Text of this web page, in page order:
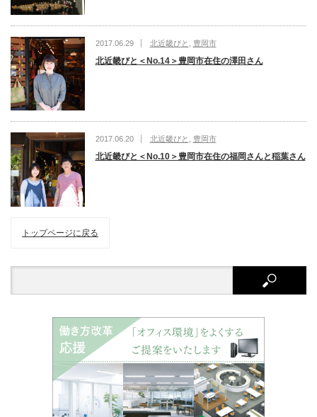
2017.06.29 北近畿びと 豊岡市
北近畿びと＜No.14＞豊岡市在住の澤田さん
2017.06.20 北近畿びと 豊岡市
北近畿びと＜No.10＞豊岡市在住の福岡さんと稲葉さん
トップページに戻る